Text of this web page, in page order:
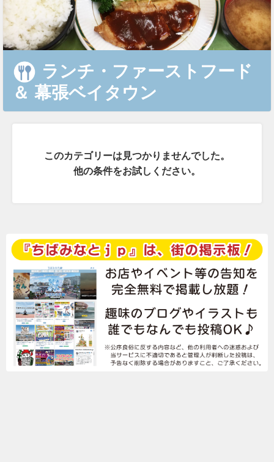
ランチ・ファーストフード
＆ 幕張ベイタウン
このカテゴリーは見つかりませんでした。
他の条件をお試しください。